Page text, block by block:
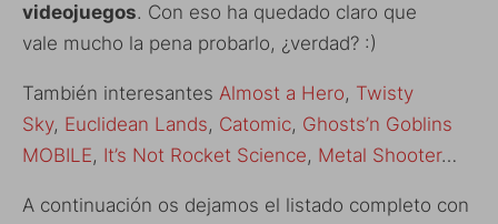
videojuegos. Con eso ha quedado claro que
vale mucho la pena probarlo, ¿verdad? :)
También interesantes Almost a Hero, Twisty
Sky, Euclidean Lands, Catomic, Ghosts’n Goblins
MOBILE, It’s Not Rocket Science, Metal Shooter…
A continuación os dejamos el listado completo con